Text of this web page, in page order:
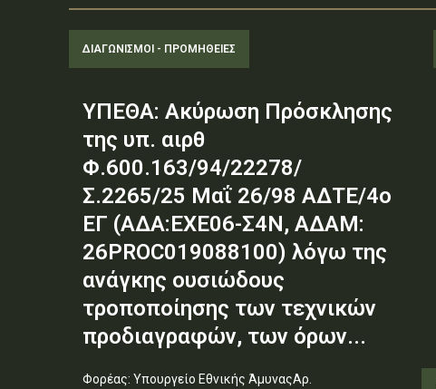
ΔΙΑΓΩΝΙΣΜΟΊ - ΠΡΟΜΉΘΕΙΕΣ
ΥΠΕΘΑ: Ακύρωση Πρόσκλησης
της υπ. αιρθ
Φ.600.163/94/22278/
Σ.2265/25 Μαΐ 26/98 ΑΔΤΕ/4ο
ΕΓ (ΑΔΑ:ΕΧΕ06-Σ4Ν, ΑΔΑΜ:
26PROC019088100) λόγω της
ανάγκης ουσιώδους
τροποποίησης των τεχνικών
προδιαγραφών, των όρων...
Φορέας: Υπουργείο Εθνικής ΆμυναςΑρ.